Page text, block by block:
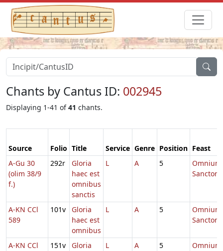
Chants by Cantus ID: 002945
Displaying 1-41 of41 chants.
Source Folio Title Service Genre Position Feast
A-Gu 30
(olim 38/9
f.)
292r
Gloria
haec est
omnibus
sanctis
L A 5
Omnium
A-KN CCl
589
101v
Gloria
haec est
omnibus
L A 5
Omnium
A-KN CCl
151v
Gloria
L A 5
Omnium